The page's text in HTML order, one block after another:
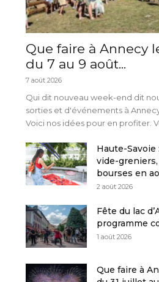
Que faire à Annecy
du 7 au 9 août...
7 août 2026
Qui dit nouveau week-end dit
sorties et d'événements à
Voici nos idées pour en profiter.
Haute-
vide-
bourses en
2 août 2026
Fête du lac
programme
1 août 2026
Que faire à